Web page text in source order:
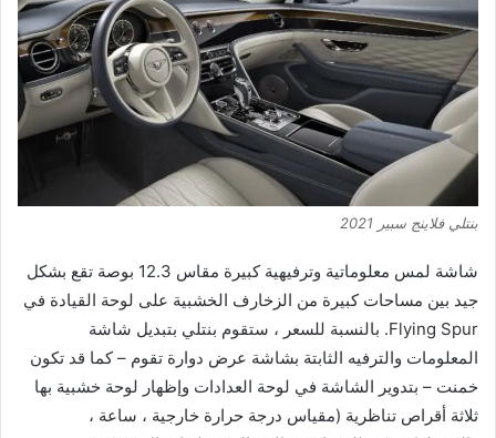
بنتلي فلاينج سبير 2021
شاشة لمس معلوماتية وترفيهية كبيرة مقاس 12.3 بوصة تقع بشكل
جيد بين مساحات كبيرة من الزخارف الخشبية على لوحة القيادة في
Flying Spur. بالنسبة للسعر ، ستقوم بنتلي بتبديل شاشة
المعلومات والترفيه الثابتة بشاشة عرض دوارة تقوم – كما قد تكون
خمنت – بتدوير الشاشة في لوحة العدادات وإظهار لوحة خشبية بها
ثلاثة أقراص تناظرية (مقياس درجة حرارة خارجية ، ساعة ،